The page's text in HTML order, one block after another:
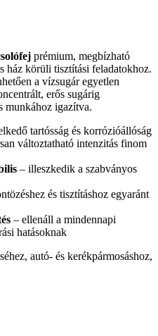
prémium, megbízható
ház körüli tisztítási feladatokhoz.
a vízsugár egyetlen
erős sugárig
munkához igazítva.
tartósság és korrózióállóság
változtatható intenzitás finom
– illeszkedik a szabványos
és tisztításhoz egyaránt
– ellenáll a mindennapi
hatásoknak
autó- és kerékpármosáshoz,
általános kerti és háztartási
locsolófejet, ha